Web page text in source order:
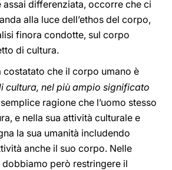
assai differenziata, occorre che ci
alla luce dell’ethos del corpo,
finora condotte, sul corpo
di cultura.
costatato che il corpo umano è
cultura, nel più ampio significato
ragione che l’uomo stesso
e nella sua attività culturale e
la sua umanità includendo
anche il suo corpo. Nelle
però restringere il